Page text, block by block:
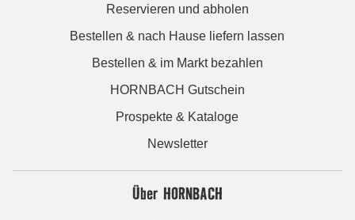
Reservieren und abholen
Bestellen & nach Hause liefern lassen
Bestellen & im Markt bezahlen
HORNBACH Gutschein
Prospekte & Kataloge
Newsletter
Über HORNBACH